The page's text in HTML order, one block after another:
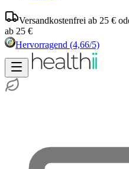
Versandkostenfrei ab 25 €
ab 25 €
Hervorragend (4,66/5)